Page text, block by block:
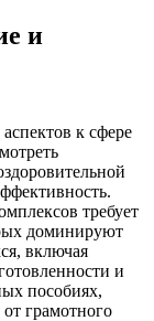
и
к сфере
требует
доминируют
включая
и
пособиях,
грамотного